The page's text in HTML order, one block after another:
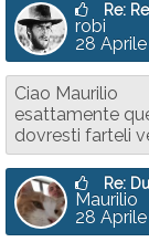
Re:
robi
28
Ciao Maurilio
esattamente
dovresti farteli
Re:
Maurilio
28